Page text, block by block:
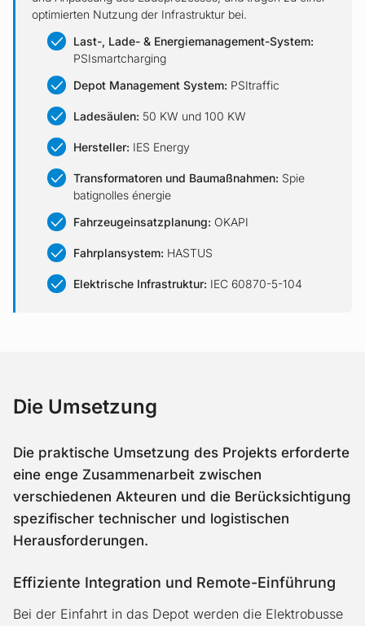
optimierten Nutzung der Infrastruktur bei.
Last-, Lade- & Energiemanagement-System:
PSIsmartcharging
Depot Management System: PSItraffic
Ladesäulen: 50 KW und 100 KW
Hersteller: IES Energy
Transformatoren und Baumaßnahmen: Spie
batignolles énergie
Fahrzeugeinsatzplanung: OKAPI
Fahrplansystem: HASTUS
Elektrische Infrastruktur: IEC 60870-5-104
Die Umsetzung
Die praktische Umsetzung des Projekts erforderte
eine enge Zusammenarbeit zwischen
verschiedenen Akteuren und die Berücksichtigung
spezifischer technischer und logistischen
Herausforderungen.
Effiziente Integration und Remote-Einführung
Bei der Einfahrt in das Depot werden die Elektrobusse